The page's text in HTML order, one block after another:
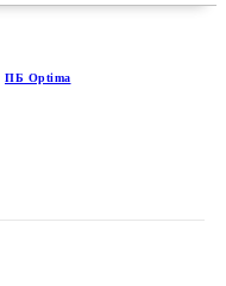
ПБ Optima